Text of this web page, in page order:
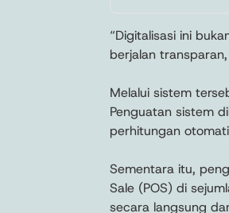
“Digitalisasi ini
berjalan
Melalui sistem
Penguatan sistem
perhitungan
Sementara itu,
Sale (POS) di
secara langsung